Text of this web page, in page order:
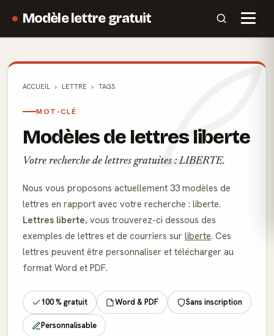
Modèle lettre gratuit
ACCUEIL LETTRE TAGS
MOT-CLÉ
Modèles de lettres liberte
Votre recherche de lettres gratuites : LIBERTE.
Nous vous proposons actuellement 33 modèles de
lettres en rapport avec votre recherche : liberte.
Lettres liberte, vous trouverez-ci dessous des
exemples de lettres et de courriers sur liberte. Ces
lettres peuvent être personnaliser et télécharger au
format Word et PDF.
100 % gratuit Word & PDF Sans inscription
Personnalisable